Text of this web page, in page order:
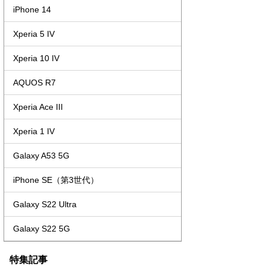
iPhone 14
Xperia 5 IV
Xperia 10 IV
AQUOS R7
Xperia Ace III
Xperia 1 IV
Galaxy A53 5G
iPhone SE（第3世代）
Galaxy S22 Ultra
Galaxy S22 5G
特集記事